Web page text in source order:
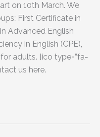
on 10th March. We
First Certificate in
Advanced English
in English (CPE),
adults. [ico type=”fa-
us here.